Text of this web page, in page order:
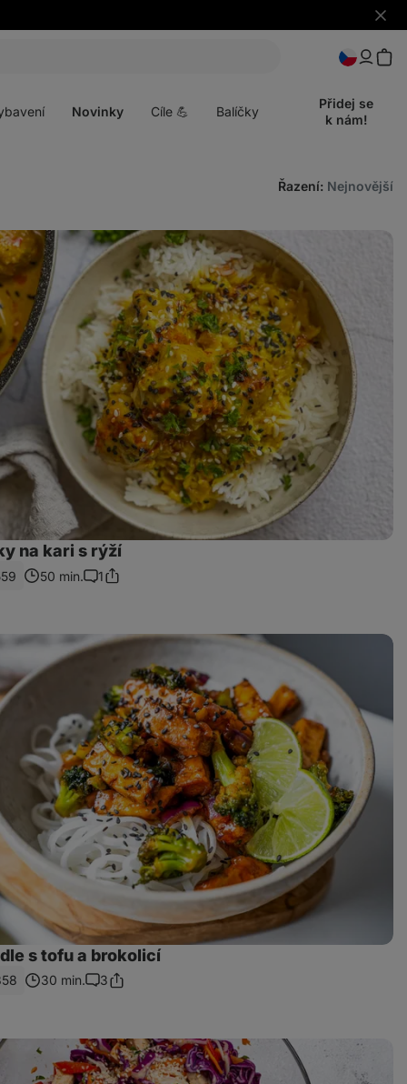
Skrýt
Novinky Cíle 💪 Balíčky
Přidej se
k nám!
Řazení: Nejnovější
na kari s rýží
50 min.
Komentáře
1Sdílet
s tofu a brokolicí
30 min.
Komentáře
3Sdílet